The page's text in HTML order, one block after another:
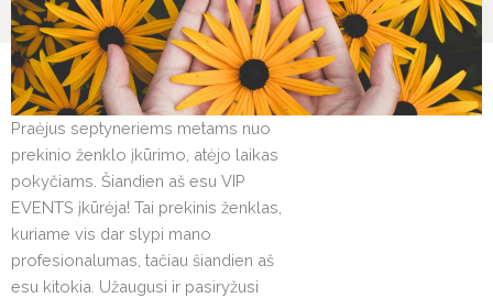
Praėjus septyneriems metams nuo
prekinio ženklo įkūrimo, atėjo laikas
pokyčiams. Šiandien aš esu VIP
EVENTS įkūrėja! Tai prekinis ženklas,
kuriame vis dar slypi mano
profesionalumas, tačiau šiandien aš
esu kitokia. Užaugusi ir pasiryžusi